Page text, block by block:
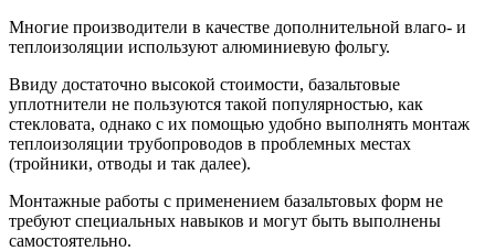
Многие производители в качестве дополнительной влаго- и
теплоизоляции используют алюминиевую фольгу.
Ввиду достаточно высокой стоимости, базальтовые
уплотнители не пользуются такой популярностью, как
стекловата, однако с их помощью удобно выполнять монтаж
теплоизоляции трубопроводов в проблемных местах
(тройники, отводы и так далее).
Монтажные работы с применением базальтовых форм не
требуют специальных навыков и могут быть выполнены
самостоятельно.